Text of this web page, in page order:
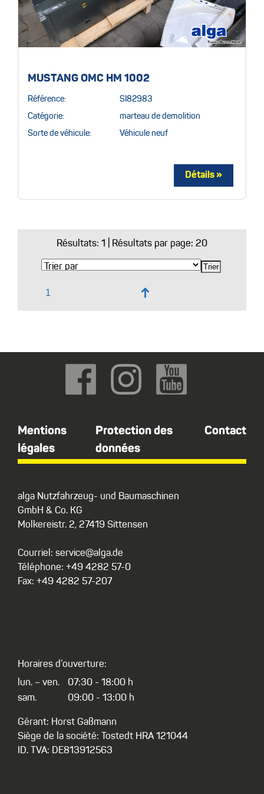
MUSTANG OMC HM 1002
Référence: SI82983
Catégorie: marteau de demolition
Sorte de véhicule: Véhicule neuf
Résultats: 1 | Résultats par page: 20
↑
Mentions
légales
Protection des
données
Contact
alga Nutzfahrzeug- und Baumaschinen
GmbH & Co. KG
Molkereistr. 2, 27419 Sittensen
Courriel: service@alga.de
Téléphone: +49 4282 57-0
Fax: +49 4282 57-207
Horaires d’ouverture:
lun. – ven.
sam.
07:30 - 18:00 h
09:00 - 13:00 h
Gérant: Horst Gaßmann
Siège de la société: Tostedt HRA 121044
ID. TVA: DE813912563